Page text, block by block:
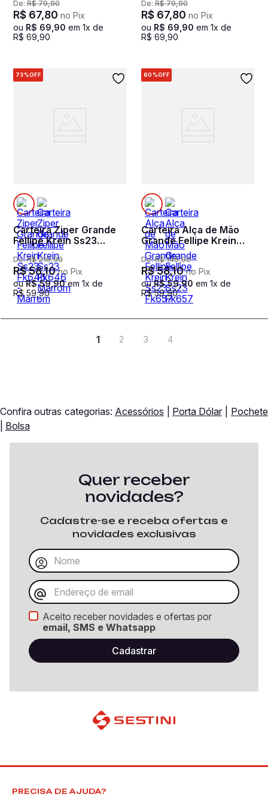
De: R$ 79,90
R$ 67,80 no Pix
ou R$ 69,90 em 1x de
R$ 69,90
De: R$ 79,90
R$ 67,80 no Pix
ou R$ 69,90 em 1x de
R$ 69,90
73%OFF
Carteira Ziper Grande
Fellipe Krein Ss23
Fk646 - Marrom
De:R$ 219,90
R$58,10no Pix
ouR$ 59,90em 1x de
R$ 59,90
60%OFF
Carteira Alça de Mão
Grande Fellipe Krein
Ss23 Fk657 - Marrom
De:R$ 149,90
R$58,10no Pix
ouR$ 59,90 em 1x de
R$ 59,90
1 2 3 4
Confira outras categorias: Acessórios Porta Dólar
Pochete
Bolsa
Quer receber
novidades?
Cadastre-se e receba ofertas e
novidades exclusivas
Aceito receber novidades e ofertas por
email, SMS e Whatsapp
PRECISA DE AJUDA?